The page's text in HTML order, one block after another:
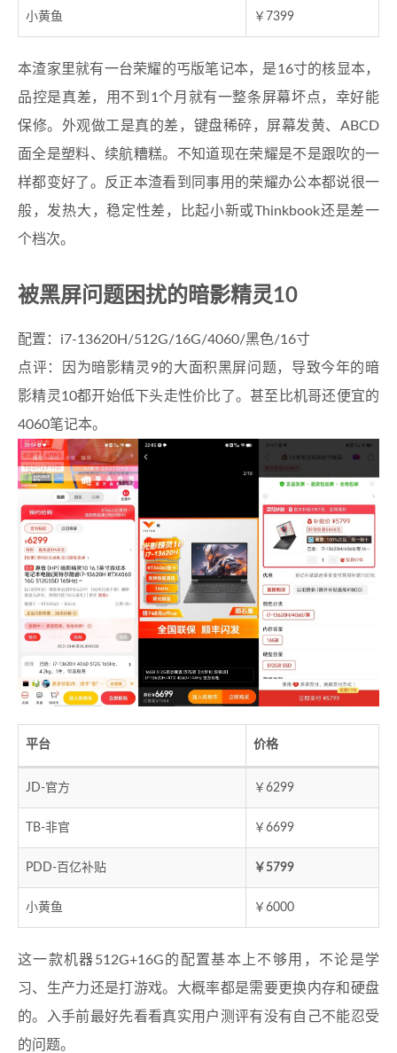
小黄鱼 ￥7399
本渣家里就有一台荣耀的丐版笔记本，是16寸的核显本，
品控是真差，用不到1个月就有一整条屏幕坏点，幸好能
保修。外观做工是真的差，键盘稀碎，屏幕发黄、ABCD
面全是塑料、续航糟糕。不知道现在荣耀是不是跟吹的一
样都变好了。反正本渣看到同事用的荣耀办公本都说很一
般，发热大，稳定性差，比起小新或Thinkbook还是差一
个档次。
被黑屏问题困扰的暗影精灵10
配置：i7-13620H/512G/16G/4060/黑色/16寸
点评：因为暗影精灵9的大面积黑屏问题，导致今年的暗
影精灵10都开始低下头走性价比了。甚至比机哥还便宜的
4060笔记本。
平台 价格
JD-官方 ￥6299
TB-非官 ￥6699
PDD-百亿补贴 ￥5799
小黄鱼 ￥6000
这一款机器512G+16G的配置基本上不够用，不论是学
习、生产力还是打游戏。大概率都是需要更换内存和硬盘
的。入手前最好先看看真实用户测评有没有自己不能忍受
的问题。